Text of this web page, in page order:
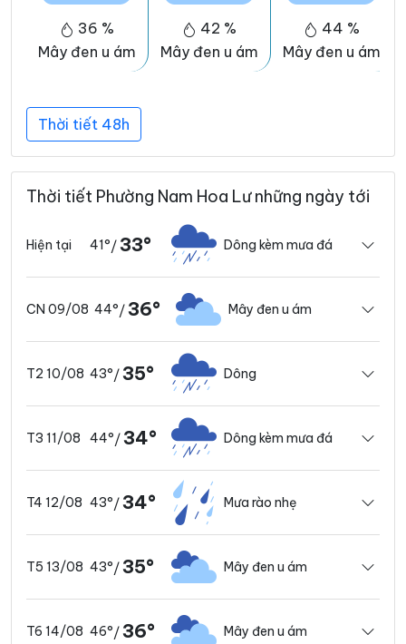
36 %
Mây đen u ám
42 %
Mây đen u ám
44 %
Mây đen u ám
Thời tiết 48h
Thời tiết Phường Nam Hoa Lư những ngày tới
Hiện tại 41°/ 33° Dông kèm mưa đá
CN 09/08 44°/ 36° Mây đen u ám
T2 10/08 43°/ 35° Dông
T3 11/08 44°/ 34° Dông kèm mưa đá
T4 12/08 43°/ 34° Mưa rào nhẹ
T5 13/08 43°/ 35° Mây đen u ám
T6 14/08 46°/ 36° Mây đen u ám